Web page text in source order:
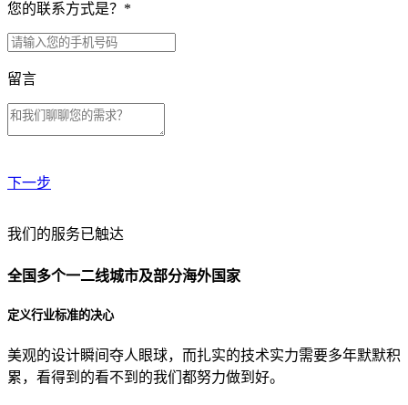
您的联系方式是？ *
留言
下一步
贵公司预算范围是？
贵公司的团队规模是？
目前主要的营销渠道是？
我们的服务已触达
全国多个一二线城市及部分海外国家
定义行业标准的决心
美观的设计瞬间夺人眼球，而扎实的技术实力需要多年默默积
累，看得到的看不到的我们都努力做到好。